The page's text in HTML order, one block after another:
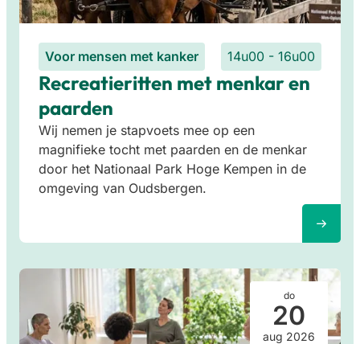
Voor mensen met kanker 14u00 - 16u00
Recreatieritten met menkar en
paarden
Wij nemen je stapvoets mee op een
magnifieke tocht met paarden en de menkar
door het Nationaal Park Hoge Kempen in de
omgeving van Oudsbergen.
do
20
aug 2026